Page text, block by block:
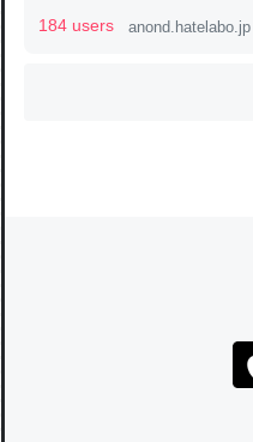
中。あと、Googleマップ
─たまにLINEするくらいだっ
きる。一生で親と会える
─たまにLINEするくらいだっ
184 users anond.hatelabo.jp